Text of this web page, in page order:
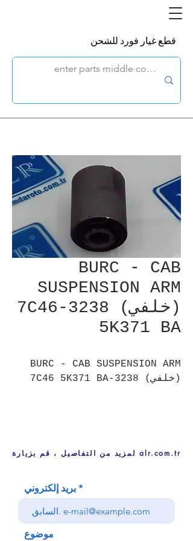
قطع غيار فورد للشحن
BURC - CAB
SUSPENSION ARM
(خلفي) 3238-7C46
5K371 BA
BURC - CAB SUSPENSION ARM
(خلفي) 3238-7C46 5K371 BA
لمزيد من التفاصيل ، قم بزيارة alr.com.tr
بريد إلكتروني
موضوع